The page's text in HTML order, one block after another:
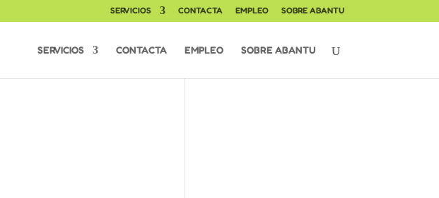
SERVICIOS CONTACTA EMPLEO SOBRE ABANTU
SERVICIOS CONTACTA EMPLEO SOBRE ABANTU